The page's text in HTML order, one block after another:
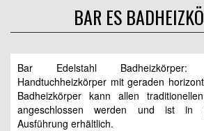
BAR ES
Bar Edelstahl
Handtuchheizkörper mit geraden
Badheizkörper kann allen
angeschlossen werden und ist in
Ausführung erhältlich.